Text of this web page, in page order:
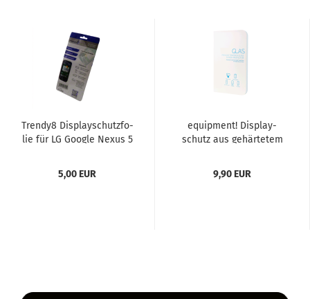
Trendy8 Dis­play­schutz­fo­
lie für LG Goog­le Nexus 5
5,00 EUR
equip­ment! Dis­play­
schutz aus ge­här­te­tem
9,90 EUR